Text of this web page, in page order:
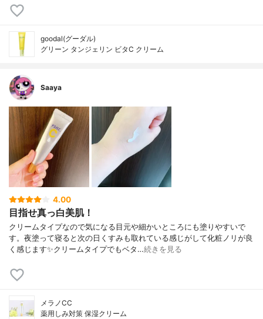
goodal(グーダル)
グリーン タンジェリン ビタC クリーム
Saaya
4.00
目指せ真っ白美肌！
クリームタイプなので気になる目元や細かいところにも塗りやすいで
す。夜塗って寝ると次の日くすみも取れている感じがして化粧ノリが良
く感じます✨クリームタイプでもベタ…続きを見る
メラノCC
薬用しみ対策 保湿クリーム